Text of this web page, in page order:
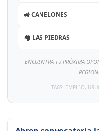
🚜 CANELONES
🏘️ LAS PIEDRAS
ENCUENTRA TU PRÓXIMA
TAGS: EMPLEO,